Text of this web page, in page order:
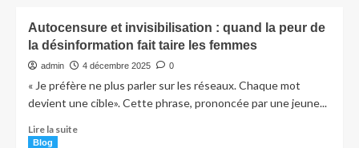
Autocensure et invisibilisation : quand la peur de
la désinformation fait taire les femmes
admin 4 décembre 2025 0
« Je préfère ne plus parler sur les réseaux. Chaque mot
devient une cible». Cette phrase, prononcée par une jeune...
Lire la suite
Blog